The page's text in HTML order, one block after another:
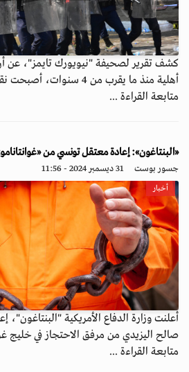
كشف تقرير لصحيفة "نيويورك تايمز"، عن
أهلية منذ ما يقرب من 4 سنوات، أصبحت نقطة جذب رئيسية للع...
متابعة القراءة ...
«البنتاغون»: إعادة معتقل تونسي من
جسور بوست 31 ديسمبر 2024 - 11:56
أخبار
أعلنت وزارة الدفاع الأمريكية "البنتاغون"،
صالح اليزيدي من مرفق الاحتجاز في خليج
متابعة القراءة ...